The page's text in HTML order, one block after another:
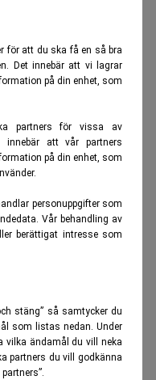
för att du ska få en så bra
Det innebär att vi lagrar
på din enhet, som
partners för vissa av
att vår partners
på din enhet, som
personuppgifter som
Vår behandling av
berättigat intresse som
stäng” så samtycker du
som listas nedan. Under
vilka ändamål du vill neka
partners du vill godkänna